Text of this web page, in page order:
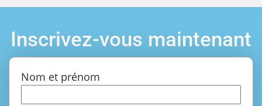
Inscrivez-vous maintenant
Nom et prénom